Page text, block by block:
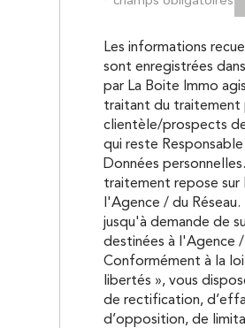
Les informations
sont enregistrées
par La Boite Immo
traitant du traitement
clientèle/prospects
qui reste
Données
traitement repose
l'Agence / du
jusqu'à demande de
destinées à l'Agence /
Conformément à la
libertés », vous
de rectification,
d’opposition, de